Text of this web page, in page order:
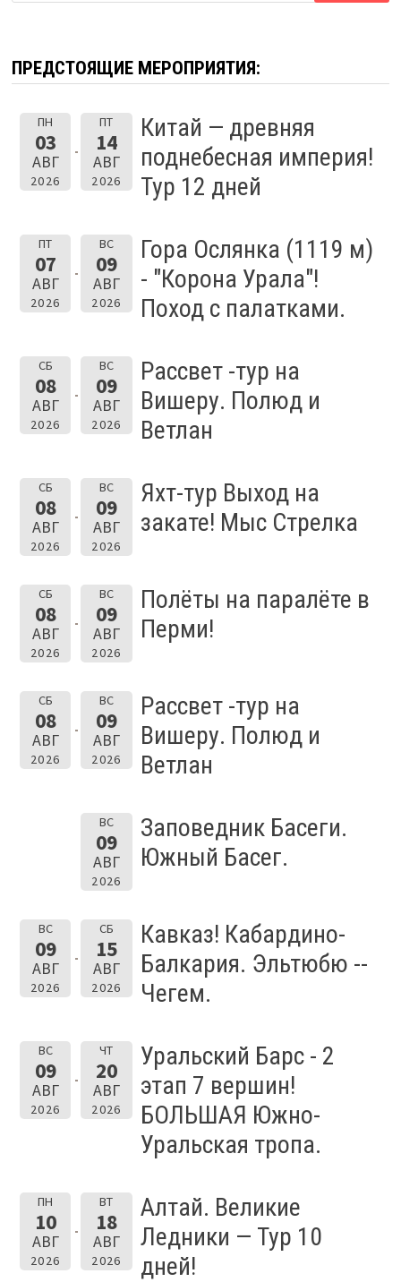
ПРЕДСТОЯЩИЕ МЕРОПРИЯТИЯ:
ПН
03
АВГ
2026
ПТ
14
АВГ
2026
Китай — древняя
поднебесная империя!
Тур 12 дней
ПТ
07
АВГ
2026
ВС
09
АВГ
2026
Гора Ослянка (1119 м)
- "Корона Урала"!
Поход с палатками.
СБ
08
АВГ
2026
ВС
09
АВГ
2026
Рассвет -тур на
Вишеру. Полюд и
Ветлан
СБ
08
АВГ
2026
ВС
09
АВГ
2026
Яхт-тур Выход на
закате! Мыс Стрелка
СБ
08
АВГ
2026
ВС
09
АВГ
2026
Полёты на паралёте в
Перми!
СБ
08
АВГ
2026
ВС
09
АВГ
2026
Рассвет -тур на
Вишеру. Полюд и
Ветлан
ВС
09
АВГ
2026
Заповедник Басеги.
Южный Басег.
ВС
09
АВГ
2026
СБ
15
АВГ
2026
Кавказ! Кабардино-
Балкария. Эльтюбю --
Чегем.
ВС
09
АВГ
2026
ЧТ
20
АВГ
2026
Уральский Барс - 2
этап 7 вершин!
БОЛЬШАЯ Южно-
Уральская тропа.
ПН
10
АВГ
2026
ВТ
18
АВГ
2026
Алтай. Великие
Ледники — Тур 10
дней!